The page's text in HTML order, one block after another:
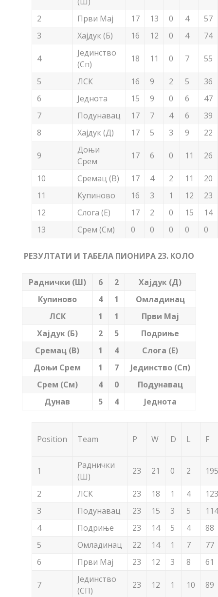
2 Први Мај 17 13 0 4
57
3
Хајдук (Б) 16 12 0 4 74
4
Јединство
(Сп)
18 11 0 7 55
5 ЛСК 16 9 2 5
36
6
Једнота 15 9 0 6
47
7
Подунавац 17 7 4 6
39
8
Хајдук (Д) 17 5 3 9 22
9
Доњи
Срем
17 6 0 11 26
10 Сремац (В) 17 4 2 11
20
11
Купиново 16 3 1 12
23
12
Слога (Е) 17 2 0 15
14
13
Срем (См) 0 0 0 0 0
РЕЗУЛТАТИ И ТАБЕЛА ПИОНИРА 23. КОЛО
Раднички (Ш) 6 2
Хајдук (Д)
Купиново
4 1
Омладинац
ЛСК
1 1
Први Мај
Хајдук (Б)
2 5
Подриње
Сремац (В)
1 4
Слога (Е)
Доњи Срем
1 7
Јединство (Сп)
Срем (См)
4 0
Подунавац
Дунав
5 4 Једнота
Position Team P W D L F
1
Раднички
(Ш)
23 21 0 2 195
2 ЛСК 23 18 1 4
123
3
Подунавац 23 15 3 5
114
4
Подриње 23 14 5 4
88
5
Омладинац 22 14 1 7
77
6
Први Мај 23 12 3 8 61
7
Јединство
(СП)
23 12 1 10 89